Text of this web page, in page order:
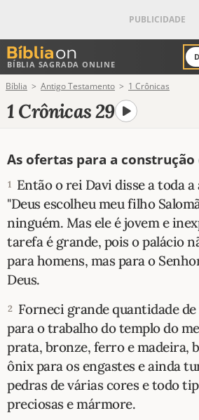
BÍBLIA SAGRADA ONLINE
ANTIGO TESTAMENTO
VERSÍCULOS
VERSÍCULO DO DIA
PALAVRA DO DIA
SALMO DO DIA
DEVOCIONAL DIÁRIO
10 MANDAMENTOS
ESTUDOS BÍBLICOS
ESBOÇOS DE PREGAÇÃO
Bíblia Antigo Testamento 1 Crônicas
1 Crônicas 29
As ofertas para a
1 Então o rei Davi disse a toda a
"Deus escolheu meu filho
ninguém. Mas ele é jovem e
tarefa é grande, pois o palácio
para homens, mas para o
Deus.
2 Forneci grande quantidade
para o trabalho do templo do
prata, bronze, ferro e madeira,
ônix para os engastes e ainda
pedras de várias cores e todo
preciosas e mármore.